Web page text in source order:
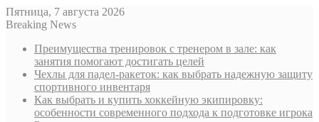
Пятница, 7 августа 2026
Breaking News
Преимущества тренировок с тренером в зале: как
занятия помогают достигать целей
Чехлы для падел-ракеток: как выбрать надежную защиту
спортивного инвентаря
Как выбрать и купить хоккейную экипировку:
особенности современного подхода к подготовке игрока